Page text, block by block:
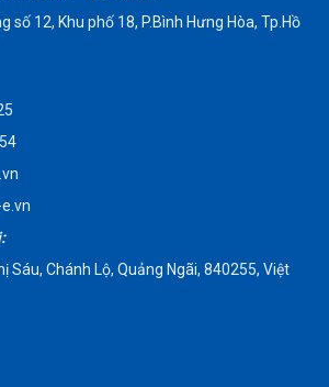
số 12, Khu phố 18, P.Bình Hưng Hòa, Tp.Hồ
Sáu, Chánh Lộ, Quảng Ngãi, 840255, Việt